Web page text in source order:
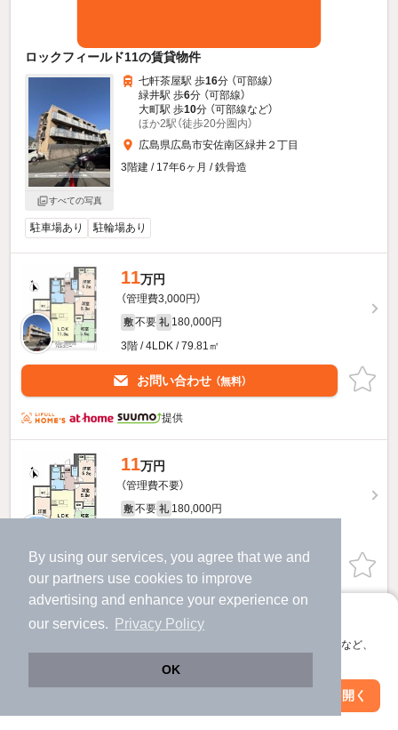
By using our services, you agree that we and
our partners use cookies to improve
advertising and enhance your experience on
our services.
Privacy Policy
OK
アプリに切り替えて、サクサクお部屋探し
会員登録なしですぐ使える。マップ検索やお気に入り保存など、
アプリを開く
ロックフィールド11の賃貸物件
すべての写真
七軒茶屋駅 歩16分 （可部線）
緑井駅 歩6分 （可部線）
大町駅 歩10分 （可部線など）
ほか2駅（徒歩20分圏内）
広島県広島市安佐南区緑井２丁目
3階建 / 17年6ヶ月 / 鉄骨造
駐車場あり 駐輪場あり
11万円
（管理費3,000円）
敷 不要 礼 180,000円
3階 / 4LDK / 79.81㎡
お問い合わせ （無料）
提供
11万円
（管理費不要）
敷 不要 礼 180,000円
お問い合わせ
ほか提供
他の人はこんな条件で絞り込んでいます！
人気のこだわり条件
絞り込み条件を変更